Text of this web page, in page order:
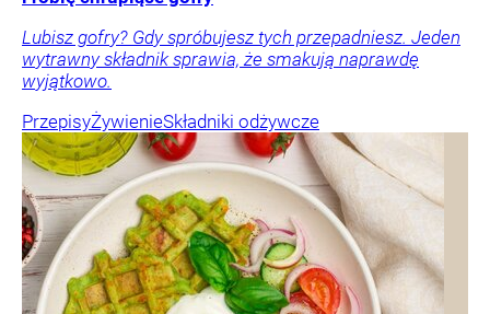
Lubisz gofry? Gdy spróbujesz tych przepadniesz. Jeden
wytrawny składnik sprawia, że smakują naprawdę
wyjątkowo.
PrzepisyŻywienieSkładniki odżywcze